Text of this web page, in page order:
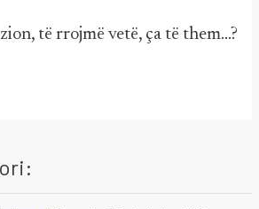
të rrojmë vetë, ça të them…?